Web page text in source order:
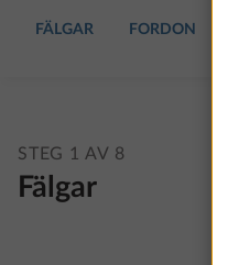
FÄLGAR FORDON
STEG 1 AV 8
Fälgar